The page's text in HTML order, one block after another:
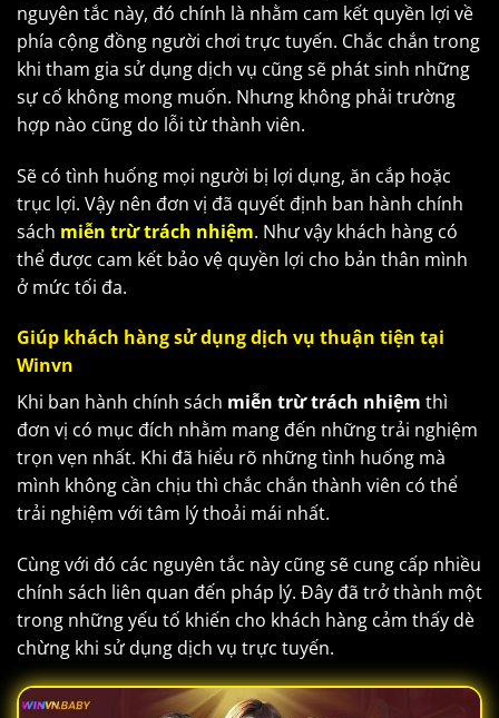
nguyên tắc này, đó chính là nhằm cam kết quyền lợi về
phía cộng đồng người chơi trực tuyến. Chắc chắn trong
khi tham gia sử dụng dịch vụ cũng sẽ phát sinh những
sự cố không mong muốn. Nhưng không phải trường
hợp nào cũng do lỗi từ thành viên.
Sẽ có tình huống mọi người bị lợi dụng, ăn cắp hoặc
trục lợi. Vậy nên đơn vị đã quyết định ban hành chính
sách miễn trừ trách nhiệm. Như vậy khách hàng có
thể được cam kết bảo vệ quyền lợi cho bản thân mình
ở mức tối đa.
Giúp khách hàng sử dụng dịch vụ thuận tiện tại
Winvn
Khi ban hành chính sách miễn trừ trách nhiệm thì
đơn vị có mục đích nhằm mang đến những trải nghiệm
trọn vẹn nhất. Khi đã hiểu rõ những tình huống mà
mình không cần chịu thì chắc chắn thành viên có thể
trải nghiệm với tâm lý thoải mái nhất.
Cùng với đó các nguyên tắc này cũng sẽ cung cấp nhiều
chính sách liên quan đến pháp lý. Đây đã trở thành một
trong những yếu tố khiến cho khách hàng cảm thấy dè
chừng khi sử dụng dịch vụ trực tuyến.